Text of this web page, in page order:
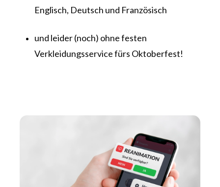
Englisch, Deutsch und Französisch
und leider (noch) ohne festen
Verkleidungsservice fürs Oktoberfest!